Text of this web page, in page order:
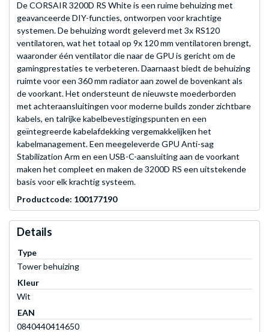
De CORSAIR 3200D RS White is een ruime behuizing met
geavanceerde DIY-functies, ontworpen voor krachtige
systemen. De behuizing wordt geleverd met 3x RS120
ventilatoren, wat het totaal op 9x 120 mm ventilatoren brengt,
waaronder één ventilator die naar de GPU is gericht om de
gamingprestaties te verbeteren. Daarnaast biedt de behuizing
ruimte voor een 360 mm radiator aan zowel de bovenkant als
de voorkant. Het ondersteunt de nieuwste moederborden
met achteraansluitingen voor moderne builds zonder zichtbare
kabels, en talrijke kabelbevestigingspunten en een
geïntegreerde kabelafdekking vergemakkelijken het
kabelmanagement. Een meegeleverde GPU Anti-sag
Stabilization Arm en een USB-C-aansluiting aan de voorkant
maken het compleet en maken de 3200D RS een uitstekende
basis voor elk krachtig systeem.
Productcode: 100177190
Details
Type
Tower behuizing
Kleur
Wit
EAN
0840440414650